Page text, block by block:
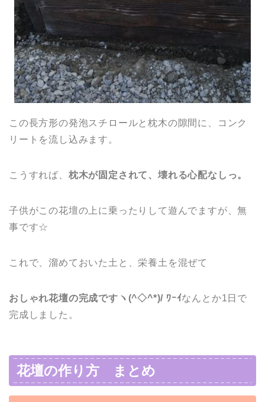
この長方形の発泡スチロールと枕木の隙間に、コンク
リートを流し込みます。
こうすれば、 枕木が固定されて、壊れる心配なしっ。
子供がこの花壇の上に乗ったりして遊んでますが、無
事です☆
これで、溜めておいた土と、栄養土を混ぜて
おしゃれ花壇の完成ですヽ(^◇^*)/ ﾜｰｲなんとか1日で
完成しました。
花壇の作り方 まとめ